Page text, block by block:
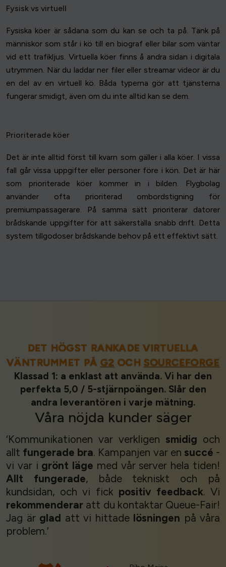
Fysisk vs virtuell
Fysiska köer är sådana som du kan se och ta på. Tänk på
människor som står i kö till en biograf eller bilar som väntar
vid ett trafikljus. Virtuella köer finns å andra sidan i digitala
utrymmen. När du laddar ner filer eller streamar videor är du
en del av en virtuell kö. Båda typerna gör att tjänsterna
fungerar smidigt, även om du inte alltid kan se dem.
Prioriterade köer
Det är inte alltid först till kvarn som gäller i alla köer. I vissa
fall går vissa uppgifter eller personer före i kön. Det är här
som prioriterade köer kommer in i bilden. Flygbolag
använder ofta prioriterad ombordstigning för
premiumpassagerare. På samma sätt prioriterar datorer
brådskande uppgifter för att säkerställa snabb drift. Detta
system tillgodoser brådskande behov på ett effektivt sätt.
DET HÖGST RANKADE VIRTUELLA
VÄNTRUMMET PÅG2 OCH SOURCEFORGE
Klassad 1: a enklast att använda. Vi har den
perfekta 5,0 / 5-stjärnpoängen. Slår den
andra leverantören i varje mätning.
Våra nöjda kunder säger
‘Kommunikationen var verkligen smidig och
allt fungerade bra. Kampanjen var en succé -
vi var i grönt läge med vår server hela tiden!
Allt fungerade, både tekniskt och på
kundsidan, och vi fick positiv feedback. Vi
rekommenderar att du kontaktar Queue-Fair!
Jag är glad att vi hittade lösningen på våra
problem.’